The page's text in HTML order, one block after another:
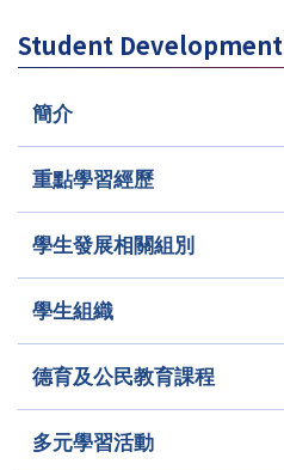
Student Development
簡介
重點學習經歷
學生發展相關組別
學生組織
德育及公民教育課程
多元學習活動